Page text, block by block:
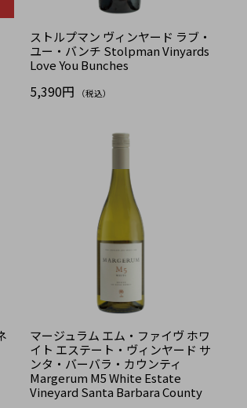
ストルプマン ヴィンヤード ラブ・
ユー・バンチ Stolpman Vinyards
Love You Bunches
5,390円 （税込）
マージュラム エム・ファイヴ ホワ
イト エステート・ヴィンヤード サ
ンタ・バーバラ・カウンティ
Margerum M5 White Estate
Vineyard Santa Barbara County